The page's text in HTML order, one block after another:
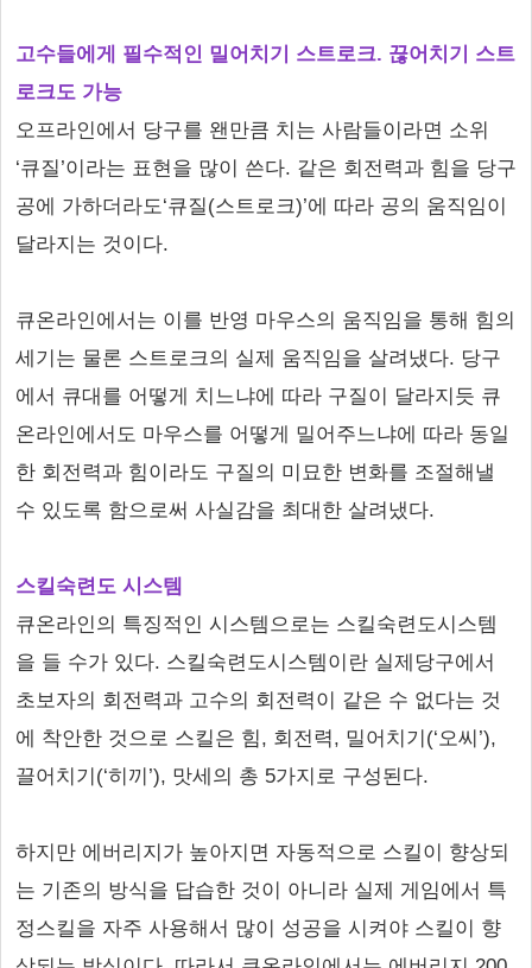
고수들에게 필수적인 밀어치기 스트로크. 끊어치기 스트
로크도 가능
오프라인에서 당구를 왠만큼 치는 사람들이라면 소위
‘큐질’이라는 표현을 많이 쓴다. 같은 회전력과 힘을 당구
공에 가하더라도‘큐질(스트로크)’에 따라 공의 움직임이
달라지는 것이다.
큐온라인에서는 이를 반영 마우스의 움직임을 통해 힘의
세기는 물론 스트로크의 실제 움직임을 살려냈다. 당구
에서 큐대를 어떻게 치느냐에 따라 구질이 달라지듯 큐
온라인에서도 마우스를 어떻게 밀어주느냐에 따라 동일
한 회전력과 힘이라도 구질의 미묘한 변화를 조절해낼
수 있도록 함으로써 사실감을 최대한 살려냈다.
스킬숙련도 시스템
큐온라인의 특징적인 시스템으로는 스킬숙련도시스템
을 들 수가 있다. 스킬숙련도시스템이란 실제당구에서
초보자의 회전력과 고수의 회전력이 같은 수 없다는 것
에 착안한 것으로 스킬은 힘, 회전력, 밀어치기(‘오씨’),
끌어치기(‘히끼’), 맛세의 총 5가지로 구성된다.
하지만 에버리지가 높아지면 자동적으로 스킬이 향상되
는 기존의 방식을 답습한 것이 아니라 실제 게임에서 특
정스킬을 자주 사용해서 많이 성공을 시켜야 스킬이 향